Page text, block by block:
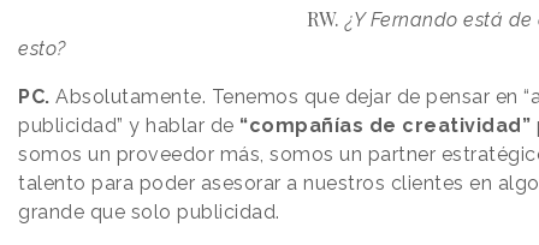
RW.¿Y Fernando está
esto?
PC. Absolutamente. Tenemos que dejar de pensar en
publicidad” y hablar de “compañías de creatividad”
somos un proveedor más, somos un partner
talento para poder asesorar a nuestros clientes en
grande que solo publicidad.